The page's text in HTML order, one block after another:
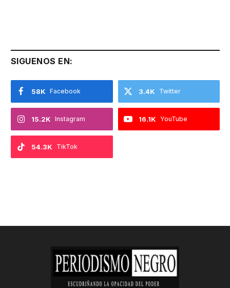
SIGUENOS EN:
Facebook
58K Twitter
3.4K
Instagram
15.2K YouTube
16.1K
TikTok
54.3K